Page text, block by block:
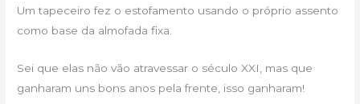
Um tapeceiro fez o estofamento usando o próprio assento
como base da almofada fixa.
Sei que elas não vão atravessar o século XXI, mas que
ganharam uns bons anos pela frente, isso ganharam!